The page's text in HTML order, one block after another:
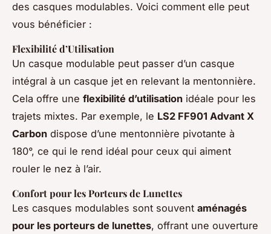
des casques modulables. Voici comment elle peut
vous bénéficier :
Flexibilité d’Utilisation
Un casque modulable peut passer d’un casque
intégral à un casque jet en relevant la mentonnière.
Cela offre une flexibilité d’utilisation idéale pour les
trajets mixtes. Par exemple, le LS2 FF901 Advant X
Carbon dispose d’une mentonnière pivotante à
180°, ce qui le rend idéal pour ceux qui aiment
rouler le nez à l’air.
Confort pour les Porteurs de Lunettes
Les casques modulables sont souvent aménagés
pour les porteurs de lunettes, offrant une ouverture